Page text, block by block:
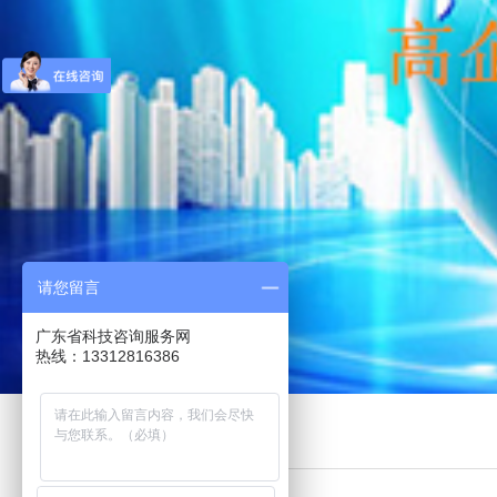
请您留言
广东省科技咨询服务网
热线：13312816386